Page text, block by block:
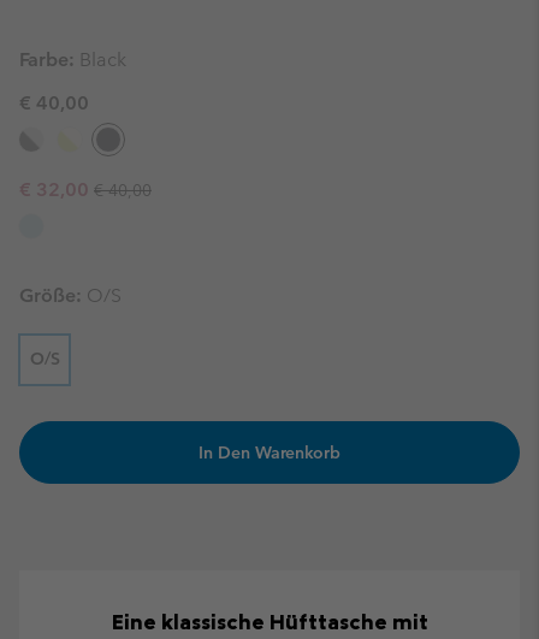
Farbe: Black
€ 40,00
Sale price:
€ 32,00 Regular price:
€ 40,00
Größe: O/S
O/S
In Den Warenkorb
Eine klassische Hüfttasche mit